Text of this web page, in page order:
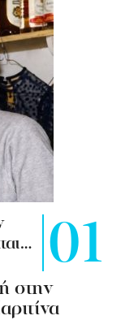
στην